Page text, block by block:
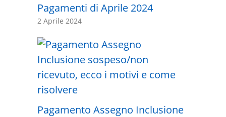
Pagamenti di Aprile 2024
2 Aprile 2024
Pagamento Assegno Inclusione